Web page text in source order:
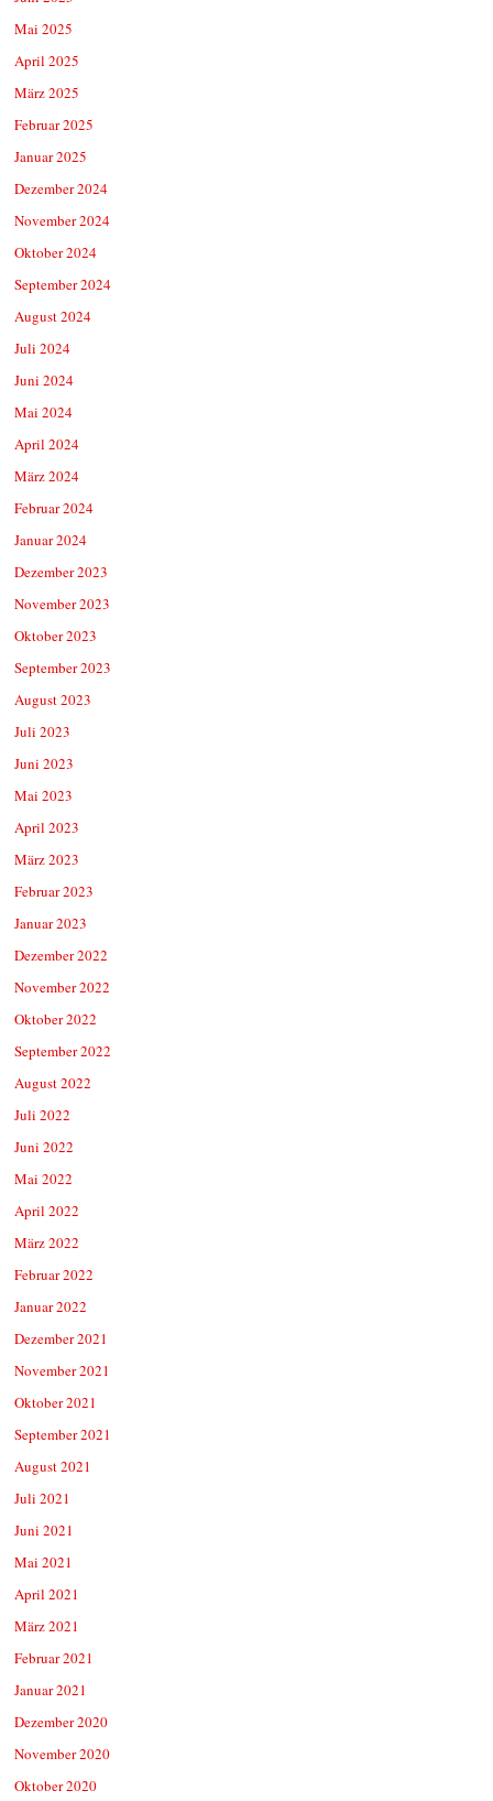
Mai 2025
April 2025
März 2025
Februar 2025
Januar 2025
Dezember 2024
November 2024
Oktober 2024
September 2024
August 2024
Juli 2024
Juni 2024
Mai 2024
April 2024
März 2024
Februar 2024
Januar 2024
Dezember 2023
November 2023
Oktober 2023
September 2023
August 2023
Juli 2023
Juni 2023
Mai 2023
April 2023
März 2023
Februar 2023
Januar 2023
Dezember 2022
November 2022
Oktober 2022
September 2022
August 2022
Juli 2022
Juni 2022
Mai 2022
April 2022
März 2022
Februar 2022
Januar 2022
Dezember 2021
November 2021
Oktober 2021
September 2021
August 2021
Juli 2021
Juni 2021
Mai 2021
April 2021
März 2021
Februar 2021
Januar 2021
Dezember 2020
November 2020
Oktober 2020